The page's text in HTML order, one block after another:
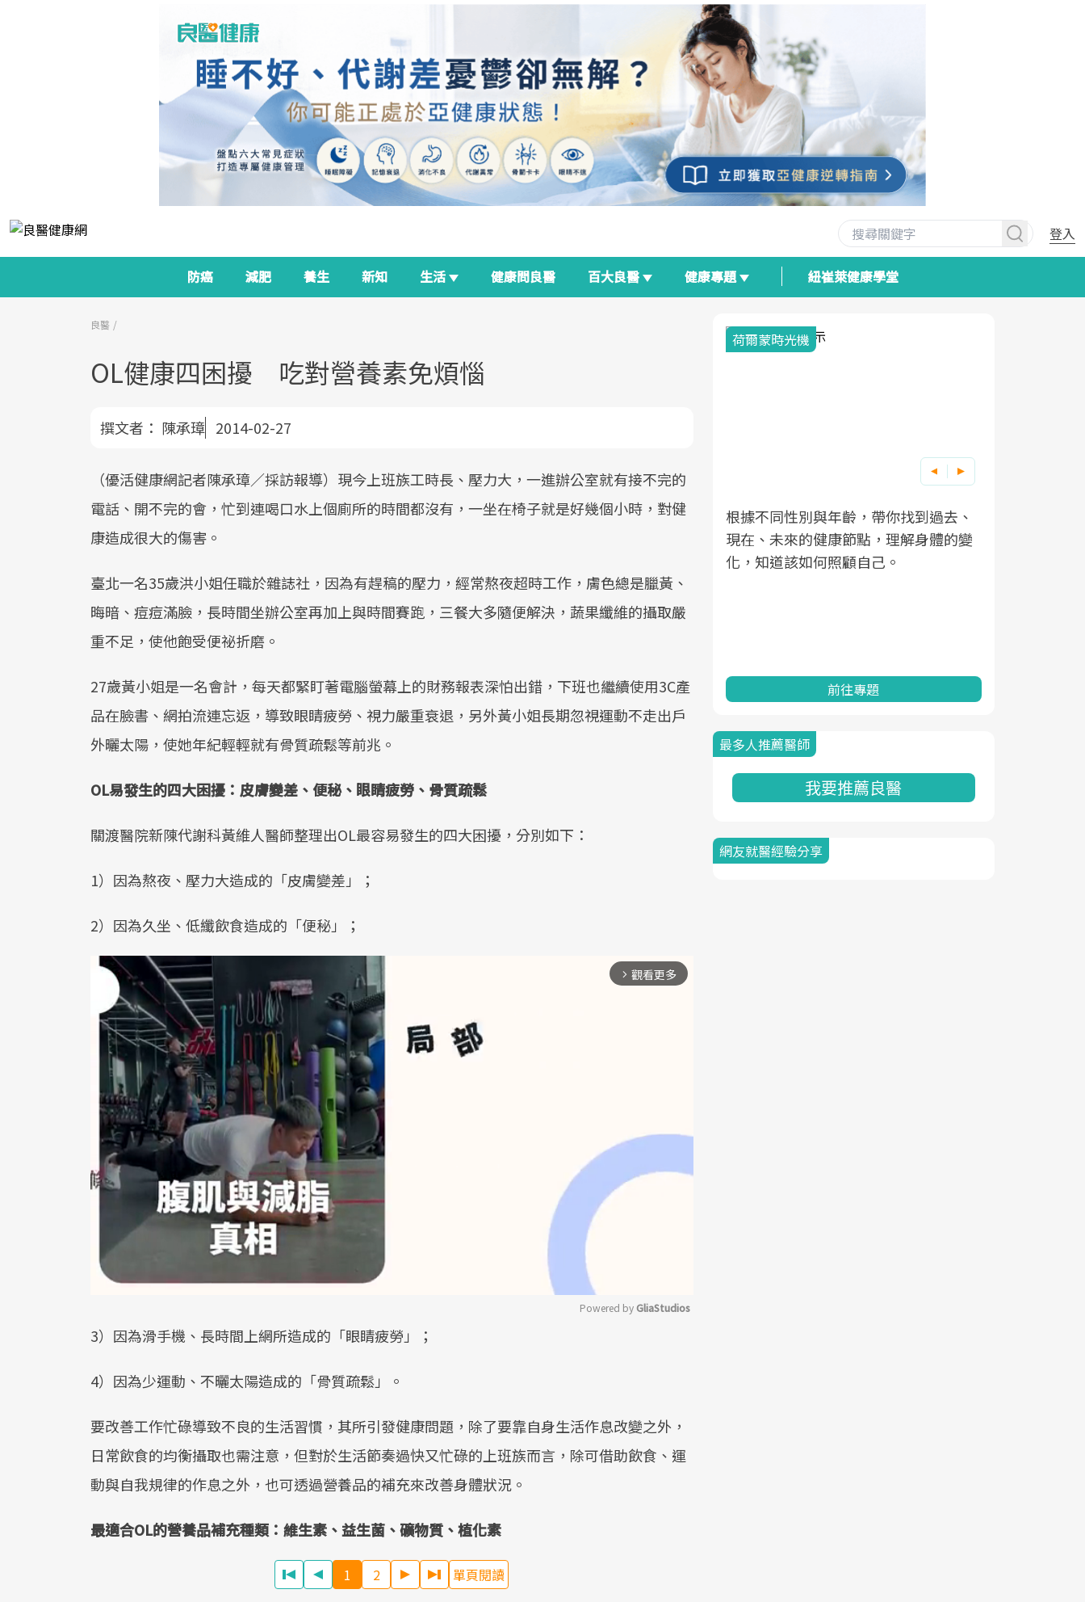
登入
防癌 減肥 養生 新知 生活 健康問良醫 百大良醫 健康專題 紐崔萊健康學堂
良醫
OL健康四困擾 吃對營養素免煩惱
撰文者： 陳承璋 2014-02-27
（優活健康網記者陳承璋／採訪報導）現今上班族工時長、壓力大，一進辦公室就有接不完的
電話、開不完的會，忙到連喝口水上個廁所的時間都沒有，一坐在椅子就是好幾個小時，對健
康造成很大的傷害。
臺北一名35歲洪小姐任職於雜誌社，因為有趕稿的壓力，經常熬夜超時工作，膚色總是臘黃、
晦暗、痘痘滿臉，長時間坐辦公室再加上與時間賽跑，三餐大多隨便解決，蔬果纖維的攝取嚴
重不足，使他飽受便祕折磨。
27歲黃小姐是一名會計，每天都緊盯著電腦螢幕上的財務報表深怕出錯，下班也繼續使用3C產
品在臉書、網拍流連忘返，導致眼睛疲勞、視力嚴重衰退，另外黃小姐長期忽視運動不走出戶
外曬太陽，使她年紀輕輕就有骨質疏鬆等前兆。
OL易發生的四大困擾：皮膚變差、便秘、眼睛疲勞、骨質疏鬆
關渡醫院新陳代謝科黃維人醫師整理出OL最容易發生的四大困擾，分別如下：
1）因為熬夜、壓力大造成的「皮膚變差」；
2）因為久坐、低纖飲食造成的「便秘」；
arrow_forward_ios 觀看更多
Powered by GliaStudios
3）因為滑手機、長時間上網所造成的「眼睛疲勞」；
4）因為少運動、不曬太陽造成的「骨質疏鬆」。
要改善工作忙碌導致不良的生活習慣，其所引發健康問題，除了要靠自身生活作息改變之外，
日常飲食的均衡攝取也需注意，但對於生活節奏過快又忙碌的上班族而言，除可借助飲食、運
動與自我規律的作息之外，也可透過營養品的補充來改善身體狀況。
最適合OL的營養品補充種類：維生素、益生菌、礦物質、植化素
1 2 單頁閱讀
面對超高齡社會的浪潮，台灣正在快速
照3.0」的推進，「預防醫學」已成全民
關注的核心議題。然而，健檢不只是醫
前往專題
2025年，就到良醫生活祭體驗「一站式
前往專題
良醫健康網從「換季的身體變化」出
改善行動。
前往專題
荷爾蒙時光機
根據不同性別與年齡，帶你找到過去、
現在、未來的健康節點，理解身體的變
化，知道該如何照顧自己。
前往專題
最多人推薦醫師
我要推薦良醫
網友就醫經驗分享